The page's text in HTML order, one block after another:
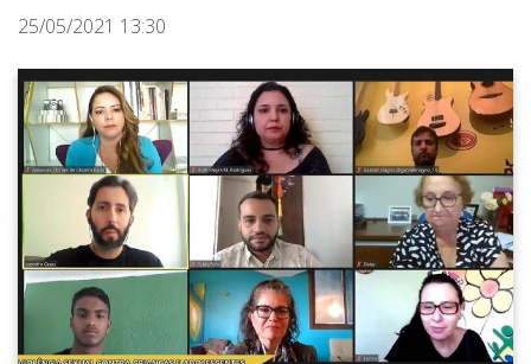
25/05/2021 13:30